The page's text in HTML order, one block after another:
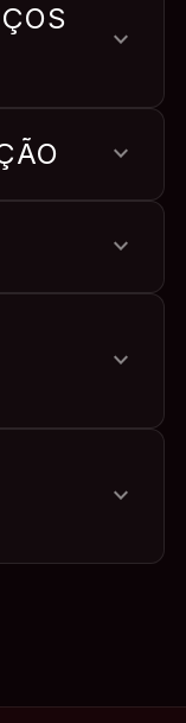
expand_more
expand_more
expand_more
expand_more
expand_more